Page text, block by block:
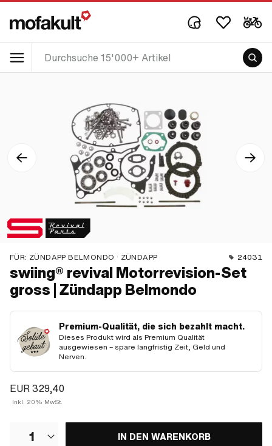
FÜR: ZÜNDAPP BELMONDO · ZÜNDAPP 24031
swiing® revival Motorrevision-Set
gross | Zündapp Belmondo
Premium-Qualität, die sich bezahlt macht.
Dieses Produkt wird als Premium Qualität
ausgewiesen – spare langfristig Zeit, Geld und
Nerven.
EUR 329,40
Inkl. 20% MwSt.
1 IN DEN WARENKORB